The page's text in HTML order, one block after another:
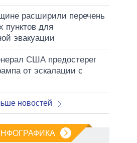
расширили перечень
пунктов для
эвакуации
США предостерег
от эскалации с
новостей